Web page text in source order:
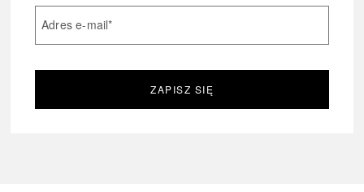
Adres e-mail*
ZAPISZ SIĘ